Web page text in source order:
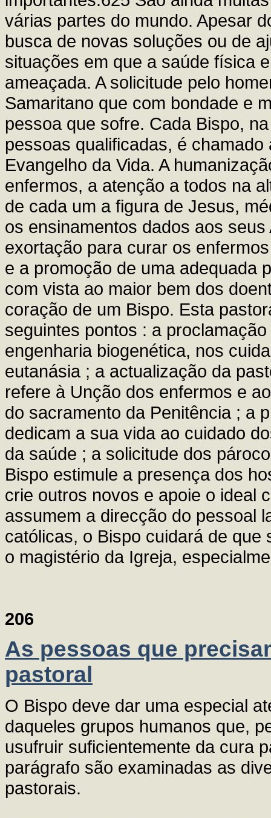
várias partes do mundo. Apesar
busca de novas soluções ou de
situações em que a saúde física
ameaçada. A solicitude pelo
Samaritano que com bondade e
pessoa que sofre. Cada Bispo,
pessoas qualificadas, é
Evangelho da Vida. A
enfermos, a atenção a todos na
de cada um a figura de Jesus,
os ensinamentos dados aos
exortação para curar os
e a promoção de uma adequada
com vista ao maior bem dos
coração de um Bispo. Esta
seguintes pontos : a
engenharia biogenética, nos
eutanásia ; a actualização da
refere à Unção dos enfermos e
do sacramento da Penitência ; a
dedicam a sua vida ao cuidado
da saúde ; a solicitude dos
Bispo estimule a presença dos
crie outros novos e apoie o ideal
assumem a direcção do pessoal
católicas, o Bispo cuidará de
o magistério da Igreja,
206
As pessoas que
pastoral
O Bispo deve dar uma especial
daqueles grupos humanos que,
usufruir suficientemente da cura
parágrafo são examinadas as
pastorais.